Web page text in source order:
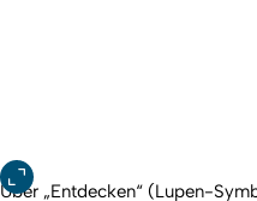
Über „Entdecken“ (Lupen-